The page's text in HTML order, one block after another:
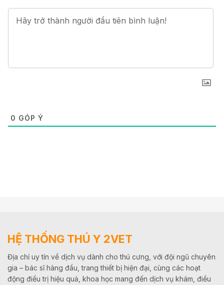
0 GÓP Ý
HỆ THỐNG THÚ Y 2VET
Địa chỉ uy tín về dịch vụ dành cho thú cưng, với đội ngũ chuyên
gia – bác sĩ hàng đầu, trang thiết bị hiện đại, cùng các hoạt
động điều trị hiệu quả, khoa học mang đến dịch vụ khám, điều